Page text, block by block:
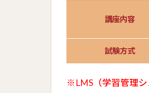
講座内容
試験方式
※LMS（学習管理